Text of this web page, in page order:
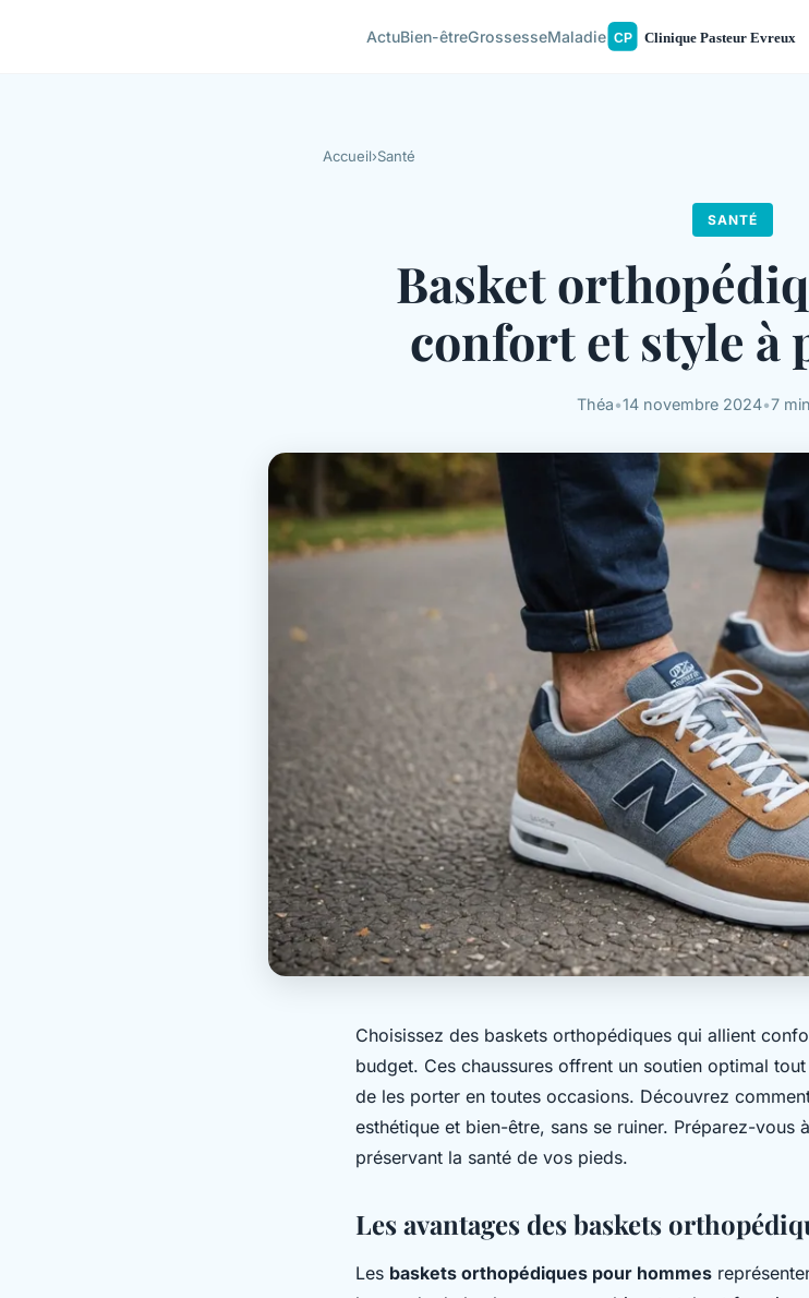
ActuBien-êtreGrossesseMaladie
Accueil›Santé
SANTÉ
Basket
confort et style à
Théa•14 novembre 2024•7
Choisissez des baskets orthopédiques qui allient
budget. Ces chaussures offrent un soutien optimal
de les porter en toutes occasions. Découvrez
esthétique et bien-être, sans se ruiner. Préparez-vous
préservant la santé de vos pieds.
Les avantages des baskets
Les baskets orthopédiques pour hommes